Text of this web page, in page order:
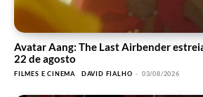
Avatar Aang: The Last Airbender
22 de agosto
FILMES E CINEMA DAVID FIALHO - 03/08/2026